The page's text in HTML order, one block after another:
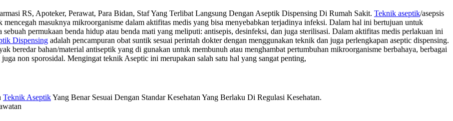
RS, Apoteker, Perawat, Para Bidan, Staf Yang Terlibat Langsung Dengan Aseptik Dispensing Di Rumah Sakit. Teknik aseptik/asepsis
masuknya mikroorganisme dalam aktifitas medis yang bisa menyebabkan terjadinya infeksi. Dalam hal ini bertujuan untuk
permukaan benda hidup atau benda mati yang meliputi: antisepis, desinfeksi, dan juga sterilisasi. Dalam aktifitas medis perlakuan ini
Dispensing adalah pencampuran obat suntik sesuai perintah dokter dengan menggunakan teknik dan juga perlengkapan aseptic dispensing.
beredar bahan/material antiseptik yang di gunakan untuk membunuh atau menghambat pertumbuhan mikroorganisme berbahaya, berbagai
non sporosidal. Mengingat teknik Aseptic ini merupakan salah satu hal yang sangat penting,
Teknik AseptikYang Benar Sesuai Dengan Standar Kesehatan Yang Berlaku Di Regulasi Kesehatan.